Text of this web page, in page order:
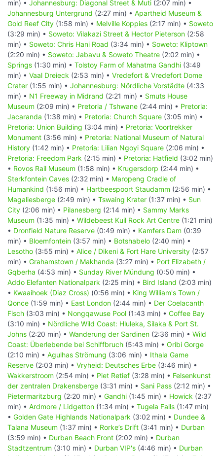
min) • Johannesburg: Diagonal Street & Muti (2:07 min) •
Johannesburg Untergrund (2:27 min) • Apartheid Museum &
Gold Reef City (1:58 min) • Melville Koppies (2:17 min) • Soweto
(3:29 min) • Soweto: Vilakazi Street & Hector Pieterson (2:58
min) • Soweto: Chris Hani Road (3:34 min) • Soweto: Kliptown
(2:20 min) • Soweto: Jabavu & Soweto Theatre (2:02 min) •
Springs (1:30 min) • Tolstoy Farm of Mahatma Gandhi (3:49
min) • Vaal Dreieck (2:53 min) • Vredefort & Vredefort Dome
Crater (1:55 min) • Johannesburg: Nördliche Vorstädte (4:33
min) • N1 Freeway in Midrand (2:21 min) • Smuts House
Museum (2:09 min) • Pretoria / Tshwane (2:44 min) • Pretoria:
Jacaranda (1:38 min) • Pretoria: Church Square (3:05 min) •
Pretoria: Union Building (3:04 min) • Pretoria: Voortrekker
Monument (3:56 min) • Pretoria: National Museum of Natural
History (1:42 min) • Pretoria: Lilian Ngoyi Square (2:06 min) •
Pretoria: Freedom Park (2:15 min) • Pretoria: Hatfield (3:02 min)
• Rovos Rail Museum (1:58 min) • Krugersdorp (2:44 min) •
Sterkfontein Caves (2:32 min) • Maropeng Cradle of
Humankind (1:56 min) • Hartbeespoort Staudamm (2:56 min) •
Magaliesberge (2:49 min) • Tswaing Krater (1:37 min) • Sun
City (2:06 min) • Pilanesberg (2:14 min) • Sammy Marks
Museum (1:35 min) • Wildebeest Kuil Rock Art Centre (1:21 min)
• Dronfield Nature Reserve (0:49 min) • Kamfers Dam (0:39
min) • Bloemfontein (3:57 min) • Botshabelo (2:40 min) •
Lesotho (3:55 min) • Alice / Dikeni & Fort Hare University (2:57
min) • Grahamstown / Makhanda (3:27 min) • Port Elizabeth /
Gqberha (4:53 min) • Sunday River Mündung (0:50 min) •
Addo Elefanten Nationalpark (2:25 min) • Bird Island (2:03 min)
• Kwaaihoek (Diaz Cross) (0:56 min) • King William's Town /
Qonce (1:59 min) • East London (2:44 min) • Der Coelacanth
Fisch (3:03 min) • Nongqawuse Pool (1:43 min) • Coffee Bay
(3:10 min) • Nördliche Wild Coast: Hluleka, Silaka & Port St.
Johns (2:20 min) • Wanderung der Sardinen (2:36 min) • Wild
Coast: Überlebende bei Schiffbruch (5:43 min) • Oribi Gorge
(2:10 min) • Agulhas Strömung (3:06 min) • Ithala Game
Reserve (2:03 min) • Vryheid: Deutsches Erbe (3:46 min) •
Wakkerstroom (2:54 min) • Piet Retief (3:28 min) • Felsenkunst
der zentralen Drakensberge (3:31 min) • Sani Pass (2:12 min) •
Pietermaritzburg (2:20 min) • Gandhi (1:45 min) • Howick (2:37
min) • Ardmore / Lidgetton (1:34 min) • Tugela Falls (1:47 min)
• Golden Gate Highlands Nationalpark (3:02 min) • Dundee &
Talana Museum (1:37 min) • Rorke’s Drift (3:41 min) • Durban
(3:59 min) • Durban Beach Front (2:02 min) • Durban
Stadtzentrum (3:10 min) • Durban VIP's (4:46 min) • Durban